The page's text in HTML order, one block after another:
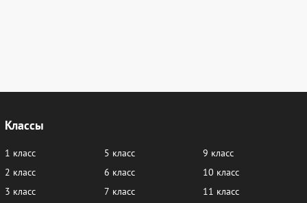
Классы
1 класс
2 класс
3 класс
5 класс
6 класс
7 класс
9 класс
10 класс
11 класс